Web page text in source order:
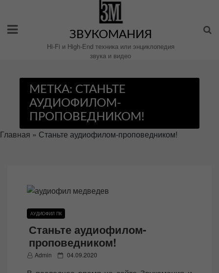
содержимому
ЗВУКОМАНИЯ
Hi-Fi и High-End техника или энциклопедия
звука и видео
МЕТКА: СТАНЬТЕ
АУДИОФИЛОМ-
ПРОПОВЕДНИКОМ!
Главная » Станьте аудиофилом-проповедником!
АУДИОФИЛ ПК
Станьте аудиофилом-
проповедником!
Admin
P 04.09.2020